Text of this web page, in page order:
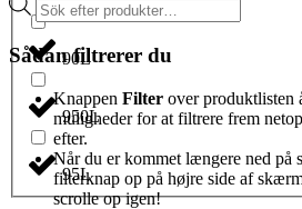
90L
950L
95L
search
Sådan filtrerer du
Knappen Filter over produktlisten
muligheder for at filtrere frem
efter.
Når du er kommet længere ned på
filterknap op på højre side af
scrolle op igen!